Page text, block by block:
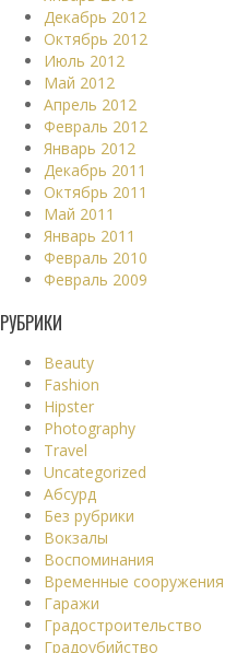
Декабрь 2012
Октябрь 2012
Июль 2012
Май 2012
Апрель 2012
Февраль 2012
Январь 2012
Декабрь 2011
Октябрь 2011
Май 2011
Январь 2011
Февраль 2010
Февраль 2009
РУБРИКИ
Beauty
Fashion
Hipster
Photography
Travel
Uncategorized
Абсурд
Без рубрики
Вокзалы
Воспоминания
Временные сооружения
Гаражи
Градостроительство
Градоубийство